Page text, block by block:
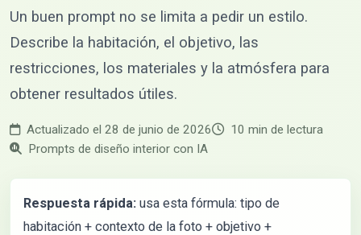
Un buen prompt no se limita a pedir un estilo.
Describe la habitación, el objetivo, las
restricciones, los materiales y la atmósfera para
obtener resultados útiles.
Actualizado el 28 de junio de 2026
10 min de lectura
Prompts de diseño interior con IA
Respuesta rápida: usa esta fórmula: tipo de
habitación + contexto de la foto + objetivo +